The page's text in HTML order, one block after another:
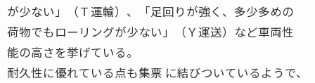
が少ない」（Ｔ運輸）、「足回りが強く、多少多めの
荷物でもローリングが少ない」（Ｙ運送）など車両性
能の高さを挙げている。
耐久性に優れている点も集票 に結びついているようで、